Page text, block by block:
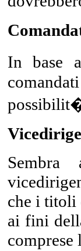
In base
che i titoli
ai fini